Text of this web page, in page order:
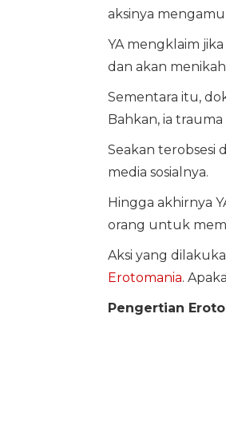
aksinya
YA mengklaim
dan akan
Sementara itu,
Bahkan, ia
Seakan terobsesi
media sosialnya.
Hingga akhirnya
orang untuk
Aksi yang
Erotomania.
Pengertian